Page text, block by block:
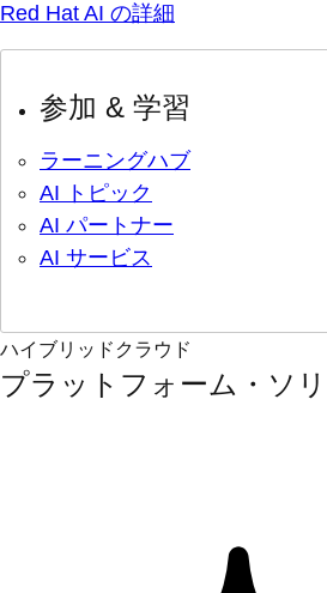
Red Hat AI の詳細
参加 & 学習
ラーニングハブ
AI トピック
AI パートナー
AI サービス
ハイブリッドクラウド
プラットフォーム・ソ